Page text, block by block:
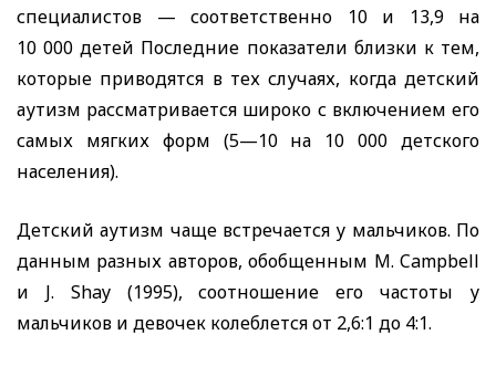
специалистов — соответственно 10 и 13,9 на
10 000 детей Последние показатели близки к тем,
которые приводятся в тех случаях, когда детский
аутизм рассматривается широко с включением его
самых мягких форм (5—10 на 10 000 детского
населения).
Детский аутизм чаще встречается у мальчиков. По
данным разных авторов, обобщенным M. Campbell
и J. Shay (1995), соотношение его частоты у
мальчиков и девочек колеблется от 2,6:1 до 4:1.